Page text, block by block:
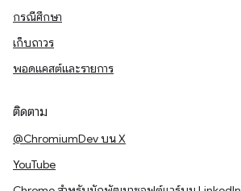
กรณีศึกษา
เก็บถาวร
พอดแคสต์และรายการ
ติดตาม
@ChromiumDev บน X
YouTube